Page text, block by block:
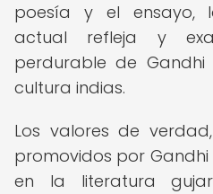
poesía y el ensayo,
actual refleja y
perdurable de
cultura indias.
Los valores de
promovidos por
en la literatura